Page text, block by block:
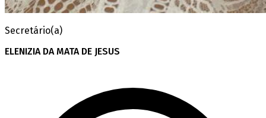
Secretário(a)
ELENIZIA DA MATA DE JESUS